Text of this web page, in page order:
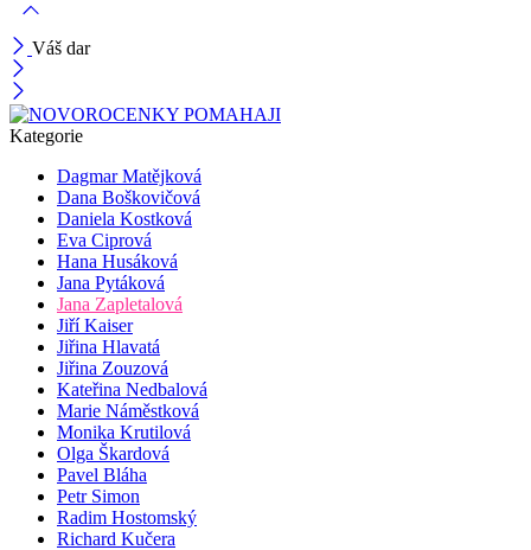
Váš dar
Kategorie
Dagmar Matějková
Dana Boškovičová
Daniela Kostková
Eva Ciprová
Hana Husáková
Jana Pytáková
Jana Zapletalová
Jiří Kaiser
Jiřina Hlavatá
Jiřina Zouzová
Kateřina Nedbalová
Marie Náměstková
Monika Krutilová
Olga Škardová
Pavel Bláha
Petr Simon
Radim Hostomský
Richard Kučera